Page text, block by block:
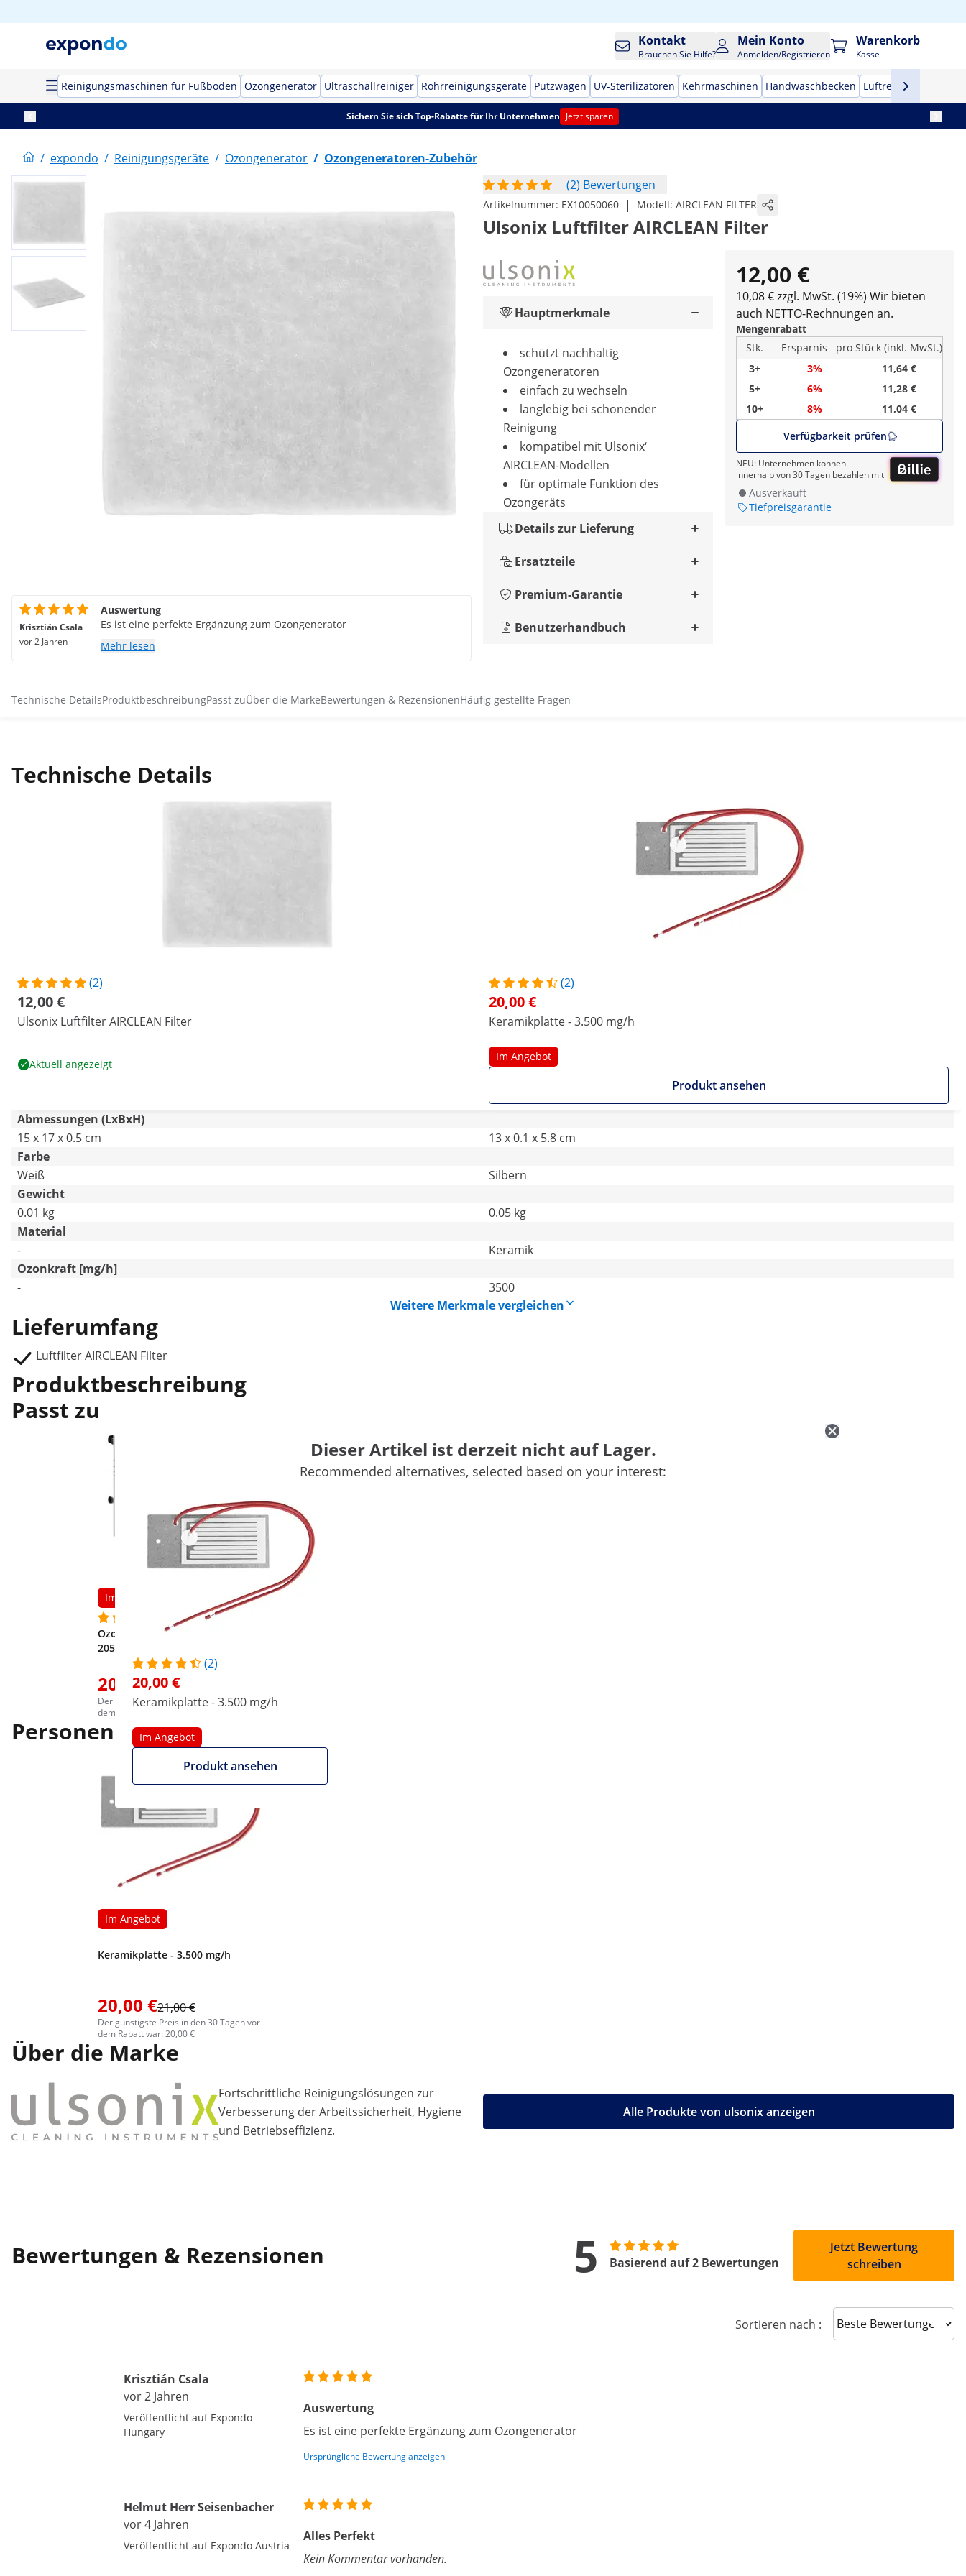
Kontakt
Brauchen Sie Hilfe?
Mein Konto
Anmelden/Registrieren
Warenkorb
Kasse
Reinigungsmaschinen für Fußböden Ozongenerator Ultraschallreiniger Rohrreinigungsgeräte Putzwagen UV-Sterilizatoren Kehrmaschinen Handwaschbecken Luftreiniger
Sichern Sie sich Top-Rabatte für Ihr Unternehmen Jetzt sparen
/ expondo / Reinigungsgeräte / Ozongenerator / Ozongeneratoren-Zubehör
(2) Bewertungen
Artikelnummer: EX10050060 | Modell: AIRCLEAN FILTER
Ulsonix Luftfilter AIRCLEAN Filter
12,00 €
10,08 € zzgl. MwSt. (19%) Wir bieten
auch NETTO-Rechnungen an.
Mengenrabatt
Stk.
Ersparnis
pro Stück (inkl. MwSt.)
3+
3%
11,64 €
5+
6%
11,28 €
10+
8%
11,04 €
Verfügbarkeit prüfen
NEU: Unternehmen können
innerhalb von 30 Tagen bezahlen mit
Ausverkauft
Tiefpreisgarantie
Hauptmerkmale
schützt nachhaltig
Ozongeneratoren
einfach zu wechseln
langlebig bei schonender
Reinigung
kompatibel mit Ulsonix‘
AIRCLEAN-Modellen
für optimale Funktion des
Ozongeräts
Details zur Lieferung
Ersatzteile
Premium-Garantie
Benutzerhandbuch
Krisztián Csala
vor 2 Jahren
Auswertung
Es ist eine perfekte Ergänzung zum Ozongenerator
Mehr lesen
Technische DetailsProduktbeschreibungPasst zuÜber die MarkeBewertungen & RezensionenHäufig gestellte Fragen
Technische Details
(2)
12,00 €
Ulsonix Luftfilter AIRCLEAN Filter
Aktuell angezeigt
(2)
20,00 €
Keramikplatte - 3.500 mg/h
Im Angebot
Produkt ansehen
Abmessungen (LxBxH)
15 x 17 x 0.5 cm
13 x 0.1 x 5.8 cm
Farbe
Weiß
Silbern
Gewicht
0.01 kg
0.05 kg
Material
-
Keramik
Ozonkraft [mg/h]
-
3500
Weitere Merkmale vergleichen
Lieferumfang
Luftfilter AIRCLEAN Filter
Dieser Artikel ist derzeit nicht auf Lager.
Recommended alternatives, selected based on your interest:
(2)
20,00 €
Keramikplatte - 3.500 mg/h
Im Angebot
Produkt ansehen
Produktbeschreibung
Passt zu
Im Angebot
(30)
Ozongenerator - 20.000 mg/h -
205 Watt - digital
203,00 €209,00 €
Der günstigste Preis in den 30 Tagen vor
dem Rabatt war: 209,00 €
Personen, die dieses Produkt ansahen, interessierten sich auch für
Im Angebot
Keramikplatte - 3.500 mg/h
20,00 €21,00 €
Der günstigste Preis in den 30 Tagen vor
dem Rabatt war: 20,00 €
Über die Marke
Fortschrittliche Reinigungslösungen zur
Verbesserung der Arbeitssicherheit, Hygiene
und Betriebseffizienz.
Alle Produkte von ulsonix anzeigen
Bewertungen & Rezensionen 5 Basierend auf 2 Bewertungen
Jetzt Bewertung
schreiben
Sortieren nach : Sort reviews
Krisztián Csala
vor 2 Jahren
Veröffentlicht auf Expondo
Hungary
Auswertung
Es ist eine perfekte Ergänzung zum Ozongenerator
Ursprüngliche Bewertung anzeigen
Helmut Herr Seisenbacher
vor 4 Jahren
Veröffentlicht auf Expondo Austria
Alles Perfekt
Kein Kommentar vorhanden.